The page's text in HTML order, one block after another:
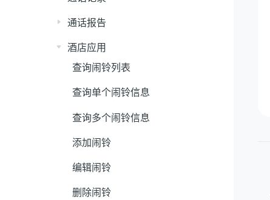
通话报告
酒店应用
查询闹铃列表
查询单个闹铃信息
查询多个闹铃信息
添加闹铃
编辑闹铃
删除闹铃